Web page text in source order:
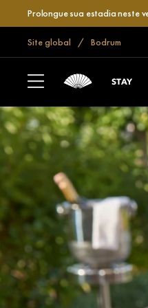
Prolongue sua estadia neste
Site global Bodrum
STAY